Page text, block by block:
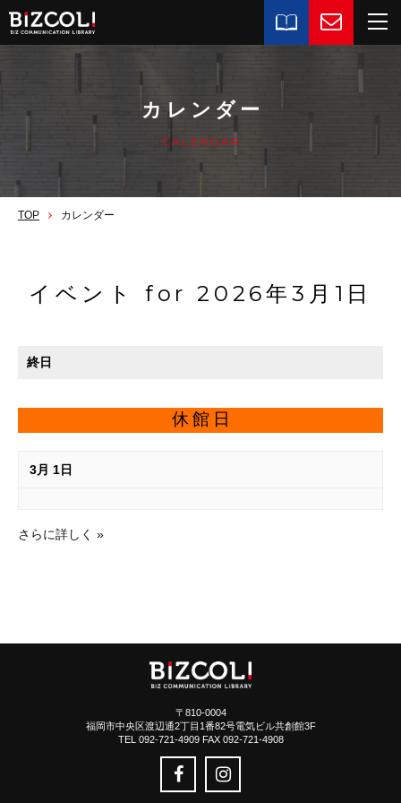
カレンダー
CALENDAR
TOP カレンダー
イベント for 2026年3月1日
終日
休館日
3月 1日
さらに詳しく »
〒810-0004
福岡市中央区渡辺通2丁目1番82号電気ビル共創館3F
TEL 092-721-4909 FAX 092-721-4908